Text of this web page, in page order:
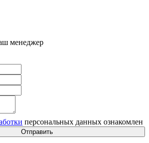
менеджер
персональных данных ознакомлен
Отправить